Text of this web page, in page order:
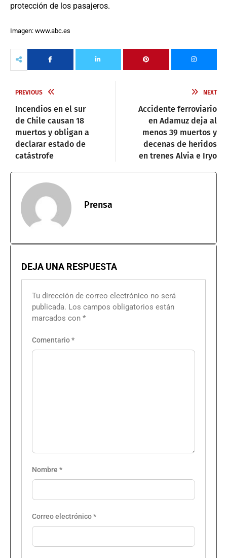
protección de los pasajeros.
Imagen: www.abc.es
PREVIOUS
Incendios en el sur
de Chile causan 18
muertos y obligan a
declarar estado de
catástrofe
NEXT
Accidente ferroviario
en Adamuz deja al
menos 39 muertos y
decenas de heridos
en trenes Alvia e Iryo
Prensa
DEJA UNA RESPUESTA
Tu dirección de correo electrónico no será
publicada. Los campos obligatorios están
marcados con *
Comentario*
Nombre *
Correo electrónico*